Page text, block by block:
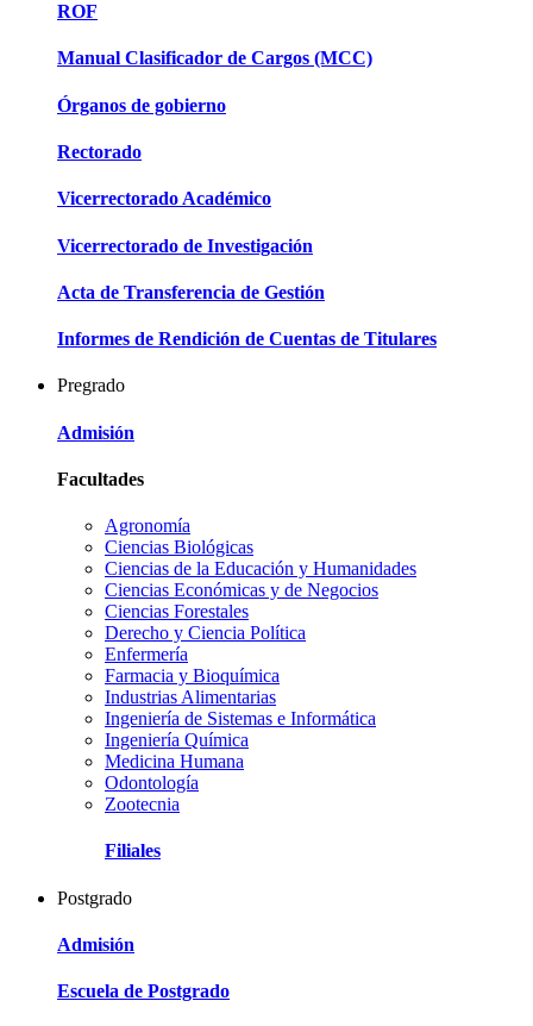
ROF
Manual Clasificador de Cargos (MCC)
Órganos de gobierno
Rectorado
Vicerrectorado Académico
Vicerrectorado de Investigación
Acta de Transferencia de Gestión
Informes de Rendición de Cuentas de Titulares
Pregrado
Admisión
Facultades
Agronomía
Ciencias Biológicas
Ciencias de la Educación y Humanidades
Ciencias Económicas y de Negocios
Ciencias Forestales
Derecho y Ciencia Política
Enfermería
Farmacia y Bioquímica
Industrias Alimentarias
Ingeniería de Sistemas e Informática
Ingeniería Química
Medicina Humana
Odontología
Zootecnia
Filiales
Postgrado
Admisión
Escuela de Postgrado